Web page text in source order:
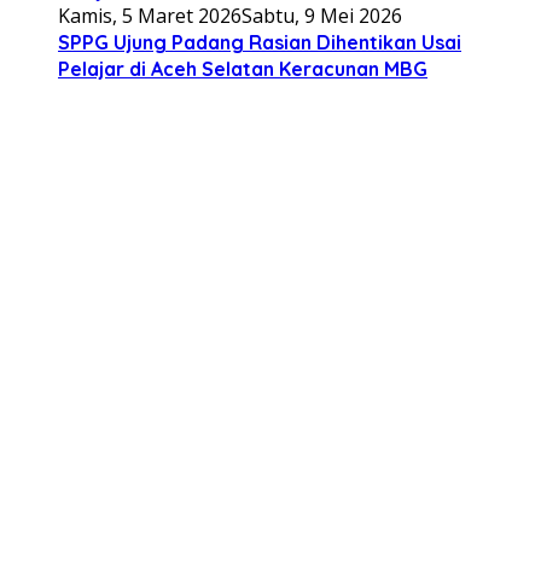
Kamis, 5 Maret 2026Sabtu, 9 Mei 2026
SPPG Ujung Padang Rasian Dihentikan Usai
Pelajar di Aceh Selatan Keracunan MBG